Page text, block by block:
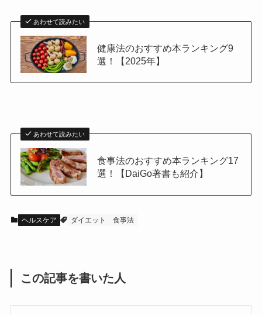
あわせて読みたい
健康法のおすすめ本ランキング9
選！【2025年】
あわせて読みたい
食事法のおすすめ本ランキング17
選！【DaiGo著書も紹介】
ヘルスケア ダイエット 食事法
この記事を書いた人